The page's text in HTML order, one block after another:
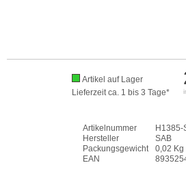
Artikel auf Lager
Lieferzeit ca. 1 bis 3 Tage*
Artikelnummer
H1385-
Hersteller
SAB
Packungsgewicht
0,02 Kg
EAN